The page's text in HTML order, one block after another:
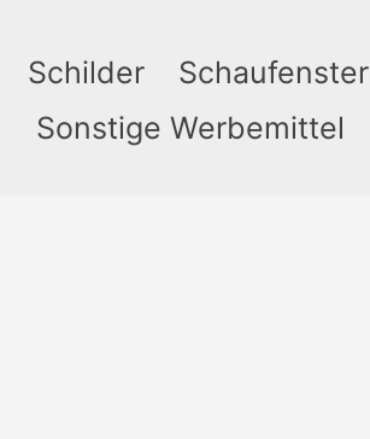
Schilder Schaufenster
Sonstige Werbemittel